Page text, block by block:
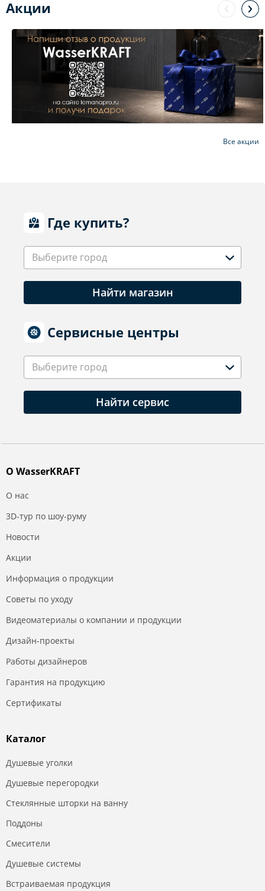
Акции
Все акции
Где купить?
Выберите город
Найти магазин
Сервисные центры
Выберите город
Найти сервис
О WasserKRAFT
О нас
3D-тур по шоу-руму
Новости
Акции
Информация о продукции
Советы по уходу
Видеоматериалы о компании и продукции
Дизайн-проекты
Работы дизайнеров
Гарантия на продукцию
Сертификаты
Каталог
Душевые уголки
Душевые перегородки
Стеклянные шторки на ванну
Поддоны
Смесители
Душевые системы
Встраиваемая продукция